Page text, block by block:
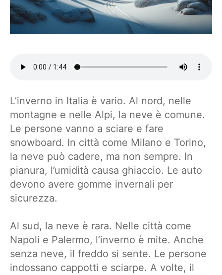
L’inverno in Italia è vario. Al nord, nelle
montagne e nelle Alpi, la neve è comune.
Le persone vanno a sciare e fare
snowboard. In città come Milano e Torino,
la neve può cadere, ma non sempre. In
pianura, l’umidità causa ghiaccio. Le auto
devono avere gomme invernali per
sicurezza.
Al sud, la neve è rara. Nelle città come
Napoli e Palermo, l’inverno è mite. Anche
senza neve, il freddo si sente. Le persone
indossano cappotti e sciarpe. A volte, il